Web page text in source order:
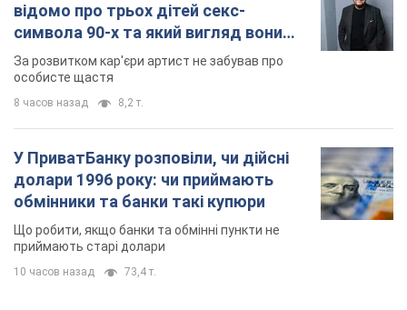
відомо про трьох дітей секс-
символа 90-х та який вигляд вони
мають
За розвитком кар'єри артист не забував про
особисте щастя
8 часов назад 8,2 т.
У ПриватБанку розповіли, чи дійсні
долари 1996 року: чи приймають
обмінники та банки такі купюри
Що робити, якщо банки та обмінні пункти не
приймають старі долари
10 часов назад 73,4 т.